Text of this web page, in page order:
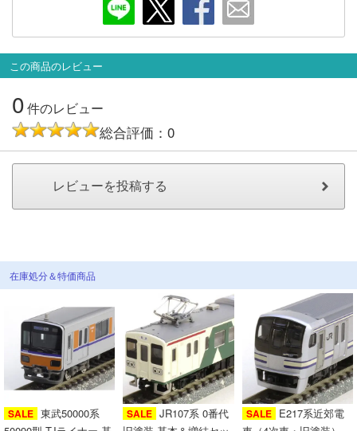
メルマガ登録 LINEお友達登録
Infomation
ご注文方法
お問い合せ
ログイン/マイページ
お気に入りリスト
この商品のレビュー
0件のレビュー
総合評価：0
在庫処分＆特価商品
SALE 東武50000系
SALE JR107系 0番代
SALE E217系近郊電